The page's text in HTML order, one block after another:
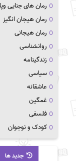
رمان های جنایی
رمان هیجان انگیز
رمان هیجانی
روانشناسی
زندگینامه
سیاسی
عاشقانه
غمگین
فلسفی
کودک و نوجوان
جدید ها